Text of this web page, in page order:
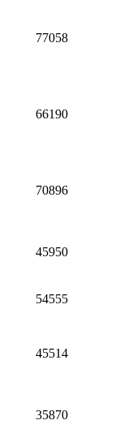
77058
66190
70896
45950
54555
45514
35870